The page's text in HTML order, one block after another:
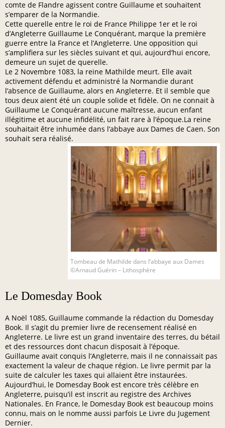
comte de Flandre agissent contre Guillaume et souhaitent
s’emparer de la Normandie.
Cette querelle entre le roi de France Philippe 1er et le roi
d’Angleterre Guillaume Le Conquérant, marque la première
guerre entre la France et l’Angleterre. Une opposition qui
s’amplifiera sur les siècles suivant et qui, aujourd’hui encore,
demeure un sujet de querelle.
Le 2 Novembre 1083, la reine Mathilde meurt. Elle avait
activement défendu et administré la Normandie durant
l’absence de Guillaume, alors en Angleterre. Et il semble que
tous deux aient été un couple solide et fidèle. On ne connait à
Guillaume Le Conquérant aucune maîtresse, aucun enfant
illégitime et aucune infidélité, un fait rare à l’époque.La reine
souhaitait être inhumée dans l’abbaye aux Dames de Caen. Son
souhait sera réalisé.
Tombeau de Mathilde dans l’abbaye aux Dames
©Arnaud Guérin – Lithosphère
Le Domesday Book
A Noël 1085, Guillaume commande la rédaction du Domesday
Book. Il s’agit du premier livre de recensement réalisé en
Angleterre. Le livre est un grand inventaire des terres, du bétail
et des ressources dont chacun disposait à l’époque.
Guillaume avait conquis l’Angleterre, mais il ne connaissait pas
exactement la valeur de chaque région. Le livre permit par la
suite de calculer les taxes qui allaient être instaurées.
Aujourd’hui, le Domesday Book est encore très célèbre en
Angleterre, puisqu’il est inscrit au registre des Archives
Nationales. En France, le Domesday Book est beaucoup moins
connu, mais on le nomme aussi parfois Le Livre du Jugement
Dernier.